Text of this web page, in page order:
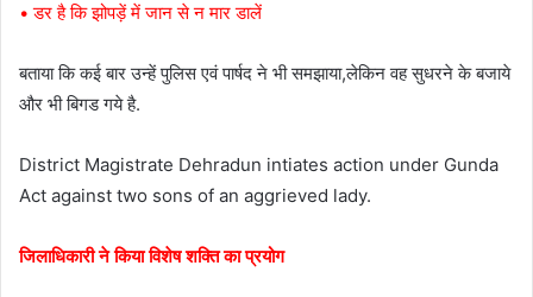
• डर है कि झोपड़ें में जान से न मार डालें
बताया कि कई बार उन्हें पुलिस एवं पार्षद ने भी समझाया,लेकिन वह सुधरने के बजाये
और भी बिगड गये है.
District Magistrate Dehradun intiates action under Gunda
Act against two sons of an aggrieved lady.
जिलाधिकारी ने किया विशेष शक्ति का प्रयोग